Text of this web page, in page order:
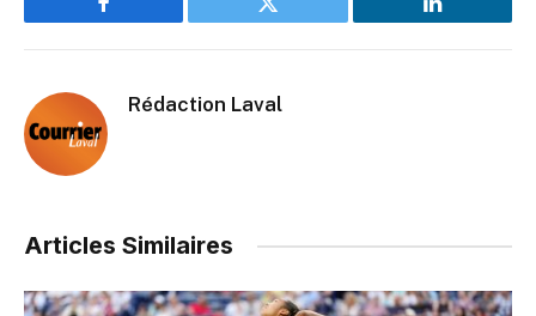
Facebook Twitter LinkedIn
Rédaction Laval
Articles Similaires